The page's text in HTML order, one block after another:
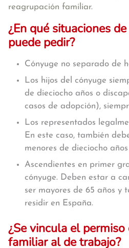
reagrupación familiar.
¿En qué situaciones
puede pedir?
Cónyuge no separado de
Los hijos del cónyuge
de dieciocho años o
casos de adopción),
Los representados
En este caso, también
menores de dieciocho
Ascendientes en primer
cónyuge. Deben estar a
ser mayores de 65 años y
residir en España.
¿Se vincula el
familiar al de trabajo?